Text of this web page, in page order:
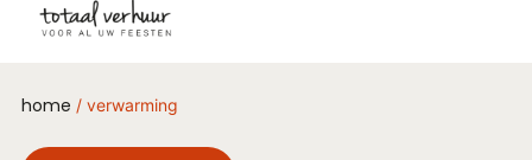
home / verwarming